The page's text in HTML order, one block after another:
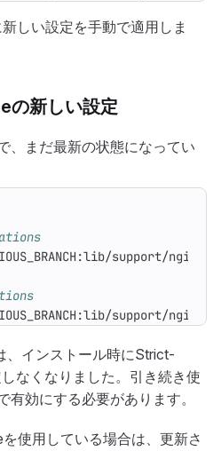
新しい設定を手動で適用しま
の新しい設定
、まだ最新の状態になってい
support/
、インストール時にStrict-
なくなりました。引き続き使
効にする必要があります。
使用している場合は、更新さ